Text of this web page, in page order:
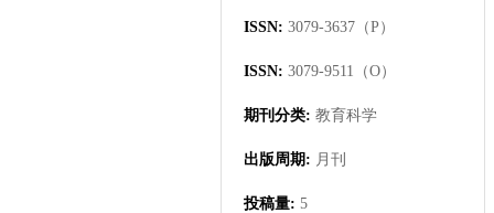
ISSN: 3079-3637（P）
ISSN: 3079-9511（O）
期刊分类: 教育科学
出版周期: 月刊
投稿量: 5